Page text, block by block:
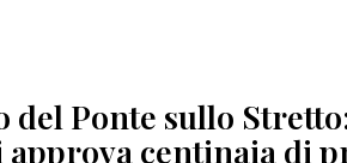
del Ponte sullo
centinaia di